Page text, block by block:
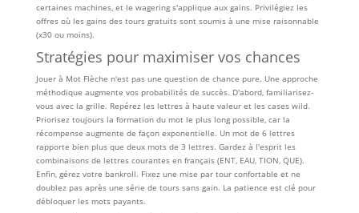
certaines machines, et le wagering s'applique aux gains. Privilégiez les
offres où les gains des tours gratuits sont soumis à une mise raisonnable
(x30 ou moins).
Stratégies pour maximiser vos chances
Jouer à Mot Flèche n'est pas une question de chance pure. Une approche
méthodique augmente vos probabilités de succès. D'abord, familiarisez-
vous avec la grille. Repérez les lettres à haute valeur et les cases wild.
Priorisez toujours la formation du mot le plus long possible, car la
récompense augmente de façon exponentielle. Un mot de 6 lettres
rapporte bien plus que deux mots de 3 lettres. Gardez à l'esprit les
combinaisons de lettres courantes en français (ENT, EAU, TION, QUE).
Enfin, gérez votre bankroll. Fixez une mise par tour confortable et ne
doublez pas après une série de tours sans gain. La patience est clé pour
débloquer les mots payants.